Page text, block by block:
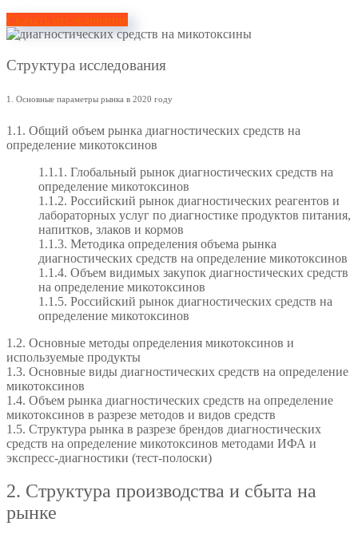
Скачать исследование
Структура исследования
1. Основные параметры рынка в 2020 году
1.1. Общий объем рынка диагностических средств на
определение микотоксинов
1.1.1. Глобальный рынок диагностических средств на
определение микотоксинов
1.1.2. Российский рынок диагностических реагентов и
лабораторных услуг по диагностике продуктов питания,
напитков, злаков и кормов
1.1.3. Методика определения объема рынка
диагностических средств на определение микотоксинов
1.1.4. Объем видимых закупок диагностических средств
на определение микотоксинов
1.1.5. Российский рынок диагностических средств на
определение микотоксинов
1.2. Основные методы определения микотоксинов и
используемые продукты
1.3. Основные виды диагностических средств на определение
микотоксинов
1.4. Объем рынка диагностических средств на определение
микотоксинов в разрезе методов и видов средств
1.5. Структура рынка в разрезе брендов диагностических
средств на определение микотоксинов методами ИФА и
экспресс-диагностики (тест-полоски)
2. Структура производства и сбыта на
рынке